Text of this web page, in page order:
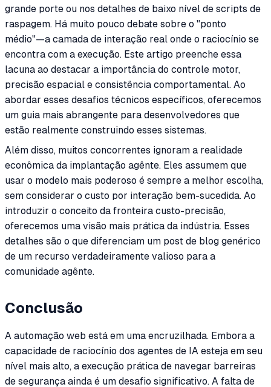
grande porte ou nos detalhes de baixo nível de scripts de
raspagem. Há muito pouco debate sobre o "ponto
médio"—a camada de interação real onde o raciocínio se
encontra com a execução. Este artigo preenche essa
lacuna ao destacar a importância do controle motor,
precisão espacial e consistência comportamental. Ao
abordar esses desafios técnicos específicos, oferecemos
um guia mais abrangente para desenvolvedores que
estão realmente construindo esses sistemas.
Além disso, muitos concorrentes ignoram a realidade
econômica da implantação agênte. Eles assumem que
usar o modelo mais poderoso é sempre a melhor escolha,
sem considerar o custo por interação bem-sucedida. Ao
introduzir o conceito da fronteira custo-precisão,
oferecemos uma visão mais prática da indústria. Esses
detalhes são o que diferenciam um post de blog genérico
de um recurso verdadeiramente valioso para a
comunidade agênte.
Conclusão
A automação web está em uma encruzilhada. Embora a
capacidade de raciocínio dos agentes de IA esteja em seu
nível mais alto, a execução prática de navegar barreiras
de segurança ainda é um desafio significativo. A falta de